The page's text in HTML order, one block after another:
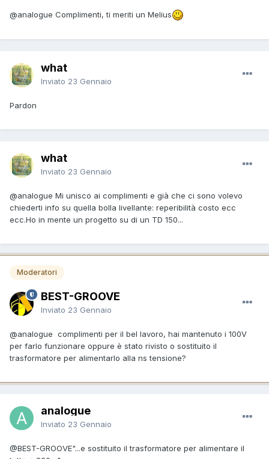
@analogue Complimenti, ti meriti un Melius
what
Inviato 23 Gennaio
Pardon
what
Inviato 23 Gennaio
@analogue Mi unisco ai complimenti e già che ci sono volevo
chiederti info su quella bolla livellante: reperibilità costo ecc
ecc.Ho in mente un progetto su di un TD 150...
Moderatori
BEST-GROOVE
Inviato 23 Gennaio
@analogue complimenti per il bel lavoro, hai mantenuto i 100V
per farlo funzionare oppure è stato rivisto o sostituito il
trasformatore per alimentarlo alla ns tensione?
analogue
Inviato 23 Gennaio
@BEST-GROOVE"...e sostituito il trasformatore per alimentare il